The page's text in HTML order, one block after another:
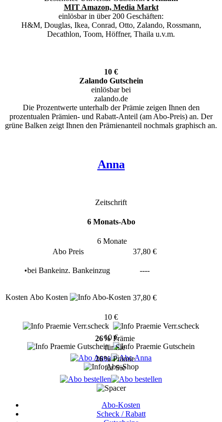
MIT Amazon, Media Markt
einlösbar in über 200 Geschäften:
H&M, Douglas, Ikea, Conrad, Otto, Zalando, Rossmann,
Decathlon, Toom, Höffner, Thaila u.v.m.
10 €
Zalando Gutschein
einlösbar bei
zalando.de
Die Prozentwerte unterhalb der Prämie zeigen Ihnen den
prozentualen Prämien- und Rabatt-Anteil (am Abo-Preis) an. Der
grüne Balken zeigt Ihnen den Prämienanteil nochmals graphisch an.
Anna
Zeitschrift
6 Monats-Abo
6 Monate
Abo Preis
37,80 €
•bei Bankeinz. Bankeinzug ----
Kosten Abo Kosten 37,80 €
10 €
26% Prämie
für Sie
10 €
26% Prämie
für Sie
Abo-Kosten
Scheck / Rabatt